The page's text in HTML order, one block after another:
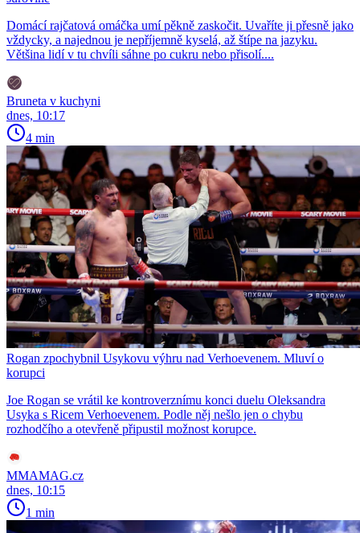
Domácí rajčatová omáčka umí pěkně zaskočit. Uvaříte ji přesně jako
vždycky, a najednou je nepříjemně kyselá, až štípe na jazyku.
Většina lidí v tu chvíli sáhne po cukru nebo přisolí....
Bruneta v kuchyni
dnes, 10:17
4 min
Rogan zpochybnil Usykovu výhru nad Verhoevenem. Mluví o
korupci
Joe Rogan se vrátil ke kontroverznímu konci duelu Oleksandra
Usyka s Ricem Verhoevenem. Podle něj nešlo jen o chybu
rozhodčího a otevřeně připustil možnost korupce.
MMAMAG.cz
dnes, 10:15
1 min